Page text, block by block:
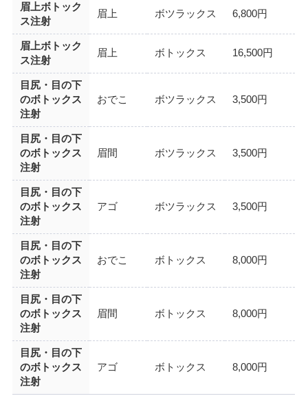
眉上ボトック
ス注射
眉上 ボツラックス 6,800円
眉上ボトック
ス注射
眉上 ボトックス 16,500円
目尻・目の下
のボトックス
注射
おでこ ボツラックス 3,500円
目尻・目の下
のボトックス
注射
眉間 ボツラックス 3,500円
目尻・目の下
のボトックス
注射
アゴ ボツラックス 3,500円
目尻・目の下
のボトックス
注射
おでこ ボトックス 8,000円
目尻・目の下
のボトックス
注射
眉間 ボトックス 8,000円
目尻・目の下
のボトックス
注射
アゴ ボトックス 8,000円